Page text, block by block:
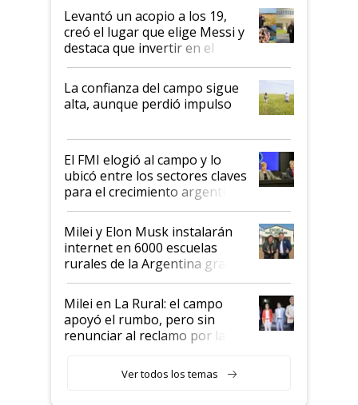
Levantó un acopio a los 19,
creó el lugar que elige Messi y
destaca que invertir en el
kirchnerismo era como "darle
plata a un hijo para droga":
Juan Félix Rossetti, el libertario
que de una dura crisis salió
de Milei
La confianza del campo sigue
alta, aunque perdió impulso
El FMI elogió al campo y lo
ubicó entre los sectores claves
para el crecimiento argentino
Milei y Elon Musk instalarán
internet en 6000 escuelas
rurales de la Argentina gracias
a un acuerdo con Starlink
Milei en La Rural: el campo
apoyó el rumbo, pero sin
renunciar al reclamo por las
Ver todos los temas